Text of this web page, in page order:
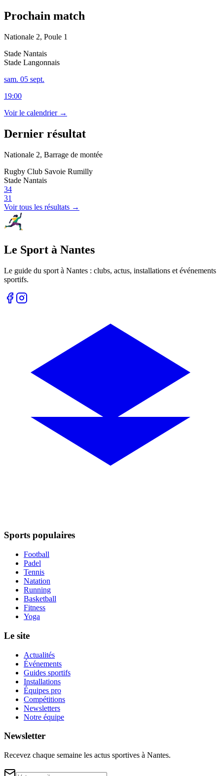
Prochain match
Nationale 2, Poule 1
Stade Nantais
Stade Langonnais
sam. 05 sept.
19:00
Voir le calendrier →
Dernier résultat
Nationale 2, Barrage de montée
Rugby Club Savoie Rumilly
Stade Nantais
34
31
Voir tous les résultats →
Le Sport à Nantes
Le guide du sport à Nantes : clubs, actus, installations et événements
sportifs.
Sports populaires
Football
Padel
Tennis
Natation
Running
Basketball
Fitness
Yoga
Le site
Actualités
Événements
Guides sportifs
Installations
Équipes pro
Compétitions
Newsletters
Notre équipe
Newsletter
Recevez chaque semaine les actus sportives à Nantes.